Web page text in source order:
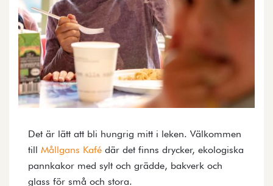
Det är lätt att bli hungrig mitt i leken. Välkommen
till Mållgans Kafé där det finns drycker, ekologiska
pannkakor med sylt och grädde, bakverk och
glass för små och stora.